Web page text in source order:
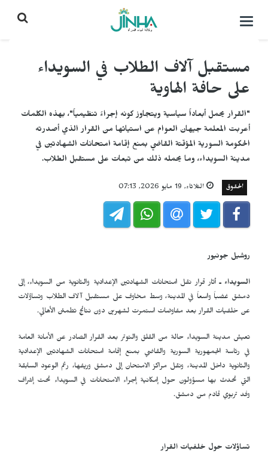
التحكم
مستقبل آلاف الطلاب في السويداء
على حافة الهاوية
"القرار يحمل أبعاداً سياسية ويتجاوز كونه إجراءً تنظيمياً"، بهذه الكلمات
أعربت المعلمة جيهان العوام عن استيائها من القرار الذي أصدرته
الحكومة السورية المؤقتة القاضي بمنع إقامة امتحانات الشهادتين في
مدينة السويداء، وما يحمله ذلك من تبعات على مستقبل الطلاب.
الحقوق الثلاثاء, 19 مايو 2026, 07:13
روشيل جونيور
السويداء ـأثار قرار نقل امتحانات الشهادتين الإعدادية والثانوية من السويداء، إلى
دمشق غضباً واسعاً في المدينة، وسط مخاوف على مستقبل آلاف الطلاب وتساؤلات
عن خلفيات القرار بعد مفاوضات استمرت لشهرين دون نتائج تطمئن الأهالي.
تعيش مدينة السويداء حالة من القلق والتوتر بعد القرار الصادر عن الأمانة العامة
في رئاسة الجمهورية السورية والقاضي بمنع إقامة امتحانات الشهادتين الإعدادية
والثانوية داخل المدينة، ونقل مراكز الامتحان إلى دمشق وريفها، رغم الوعود السابقة
التي تحدث بها مسؤولون حول إمكانية إجراء الامتحانات في السويداء تحت إشراف
وفد تربوي قادم من دمشق.
تساؤلات حول خلفيات القرار